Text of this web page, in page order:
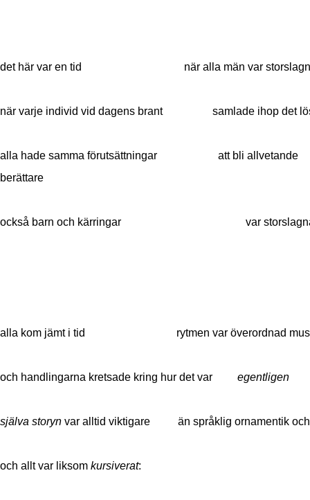
det här var en tid när alla män var storslagna
när varje individ vid dagens brant samlade ihop det
alla hade samma förutsättningar att bli allvetande
berättare
också barn och kärringar var storslagna
alla kom jämt i tid rytmen var överordnad
och handlingarna kretsade kring hur det var egentligen
själva storyn var alltid viktigare än språklig ornamentik
och allt var liksom kursiverat: